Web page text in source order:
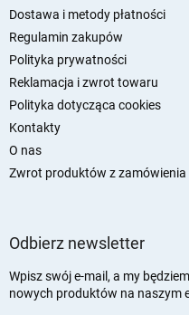
Dostawa i metody płatności
Regulamin zakupów
Polityka prywatności
Reklamacja i zwrot towaru
Polityka dotycząca cookies
Kontakty
O nas
Zwrot produktów z zamówienia
Odbierz newsletter
Wpisz swój e-mail, a my
nowych produktów na naszym